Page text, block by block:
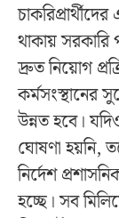
থাকায় সরকারি
দ্রুত নিয়োগ
কর্মসংস্থানের
উন্নত হবে।
ঘোষণা হয়নি,
নির্দেশ
হচ্ছে। সব